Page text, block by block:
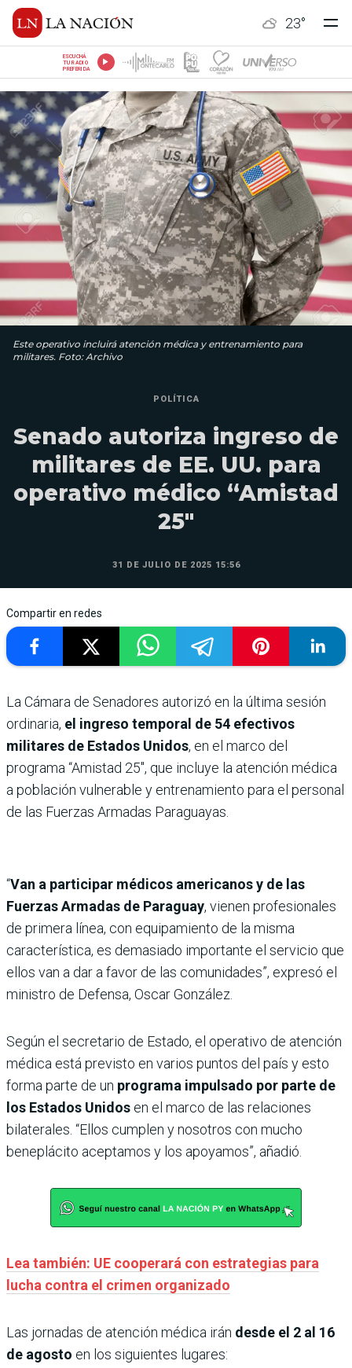
23°
ESCUCHÁ
TU RADIO
PREFERIDA
Este operativo incluirá atención médica y entrenamiento para
militares. Foto: Archivo
POLÍTICA
Senado autoriza ingreso de
militares de EE. UU. para
operativo médico “Amistad
25″
31 DE JULIO DE 2025 15:56
Compartir en redes
La Cámara de Senadores autorizó en la última sesión
ordinaria, el ingreso temporal de 54 efectivos
militares de Estados Unidos, en el marco del
programa “Amistad 25″, que incluye la atención médica
a población vulnerable y entrenamiento para el personal
de las Fuerzas Armadas Paraguayas.
“Van a participar médicos americanos y de las
Fuerzas Armadas de Paraguay, vienen profesionales
de primera línea, con equipamiento de la misma
característica, es demasiado importante el servicio que
ellos van a dar a favor de las comunidades”, expresó el
ministro de Defensa, Oscar González.
Según el secretario de Estado, el operativo de atención
médica está previsto en varios puntos del país y esto
forma parte de un programa impulsado por parte de
los Estados Unidos en el marco de las relaciones
bilaterales. “Ellos cumplen y nosotros con mucho
beneplácito aceptamos y los apoyamos”, añadió.
Lea también: UE cooperará con estrategias para
lucha contra el crimen organizado
Las jornadas de atención médica irán desde el 2 al 16
de agosto en los siguientes lugares: